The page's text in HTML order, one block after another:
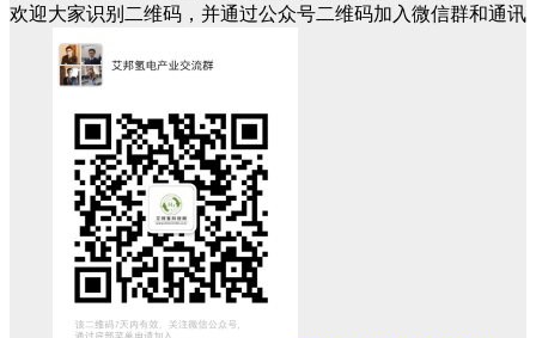
欢迎大家识别二维码，并通过公众号二维码加入微信群和通讯